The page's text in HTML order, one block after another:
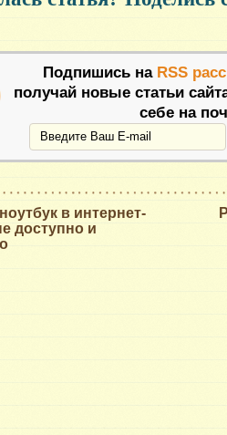
Подпишись наRSS
получай новые статьи
себе на
в интернет-
доступно и